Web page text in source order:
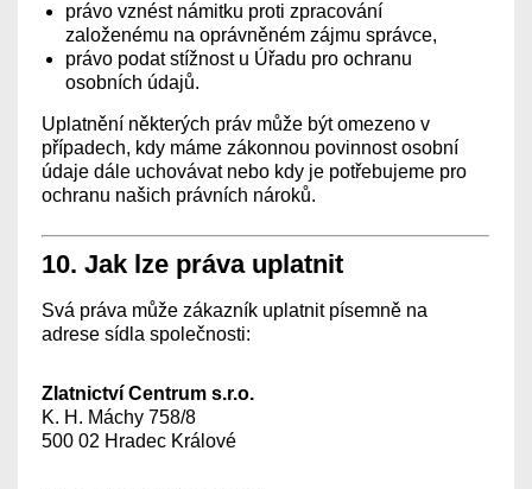
právo vznést námitku proti zpracování
založenému na oprávněném zájmu správce,
právo podat stížnost u Úřadu pro ochranu
osobních údajů.
Uplatnění některých práv může být omezeno v
případech, kdy máme zákonnou povinnost osobní
údaje dále uchovávat nebo kdy je potřebujeme pro
ochranu našich právních nároků.
10. Jak lze práva uplatnit
Svá práva může zákazník uplatnit písemně na
adrese sídla společnosti:
Zlatnictví Centrum s.r.o.
K. H. Máchy 758/8
500 02 Hradec Králové